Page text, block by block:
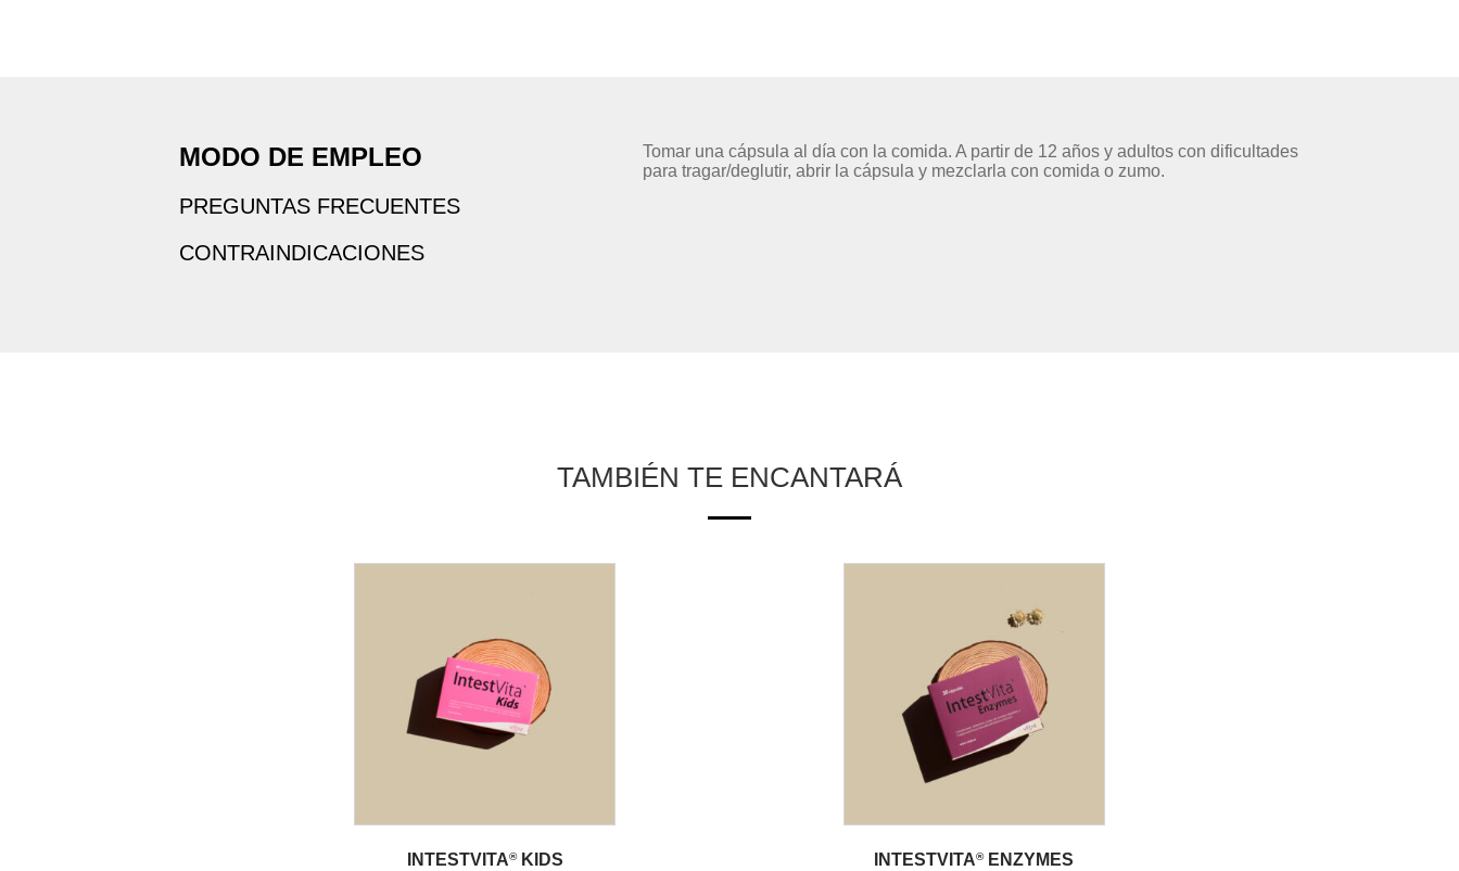
MODO DE EMPLEO
PREGUNTAS FRECUENTES
CONTRAINDICACIONES
Tomar una cápsula al día con la comida. A partir de 12 años y adultos con dificultades
para tragar/deglutir, abrir la cápsula y mezclarla con comida o zumo.
TAMBIÉN TE ENCANTARÁ
INTESTVITA®KIDS INTESTVITA®ENZYMES